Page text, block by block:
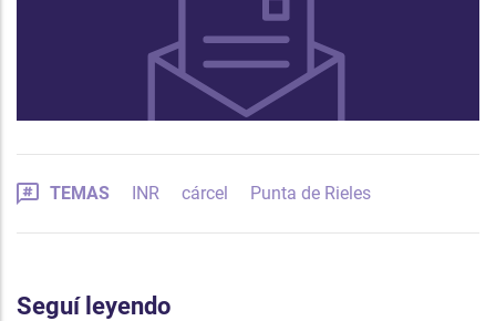
TEMAS INR cárcel Punta de Rieles
Seguí leyendo